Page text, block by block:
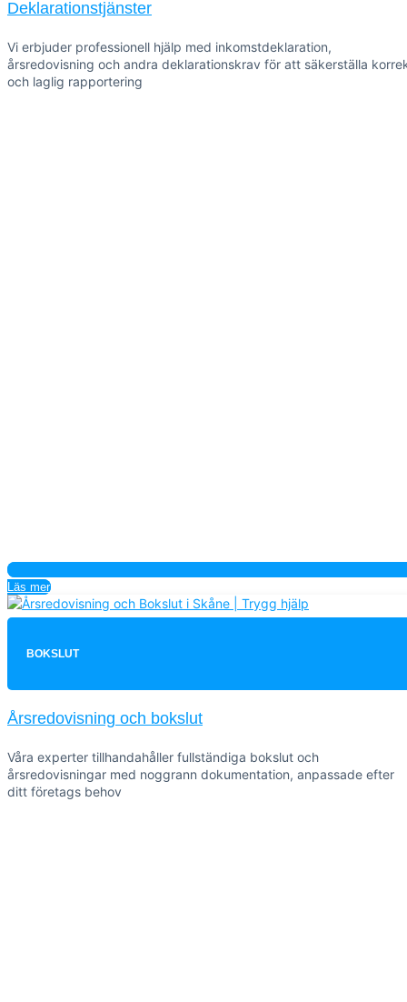
Deklarationstjänster
Vi erbjuder professionell hjälp med inkomstdeklaration,
årsredovisning och andra deklarationskrav för att säkerställa
och laglig rapportering
Läs mer
BOKSLUT
Årsredovisning och bokslut
Våra experter tillhandahåller fullständiga bokslut och
årsredovisningar med noggrann dokumentation, anpassade efter
ditt företags behov